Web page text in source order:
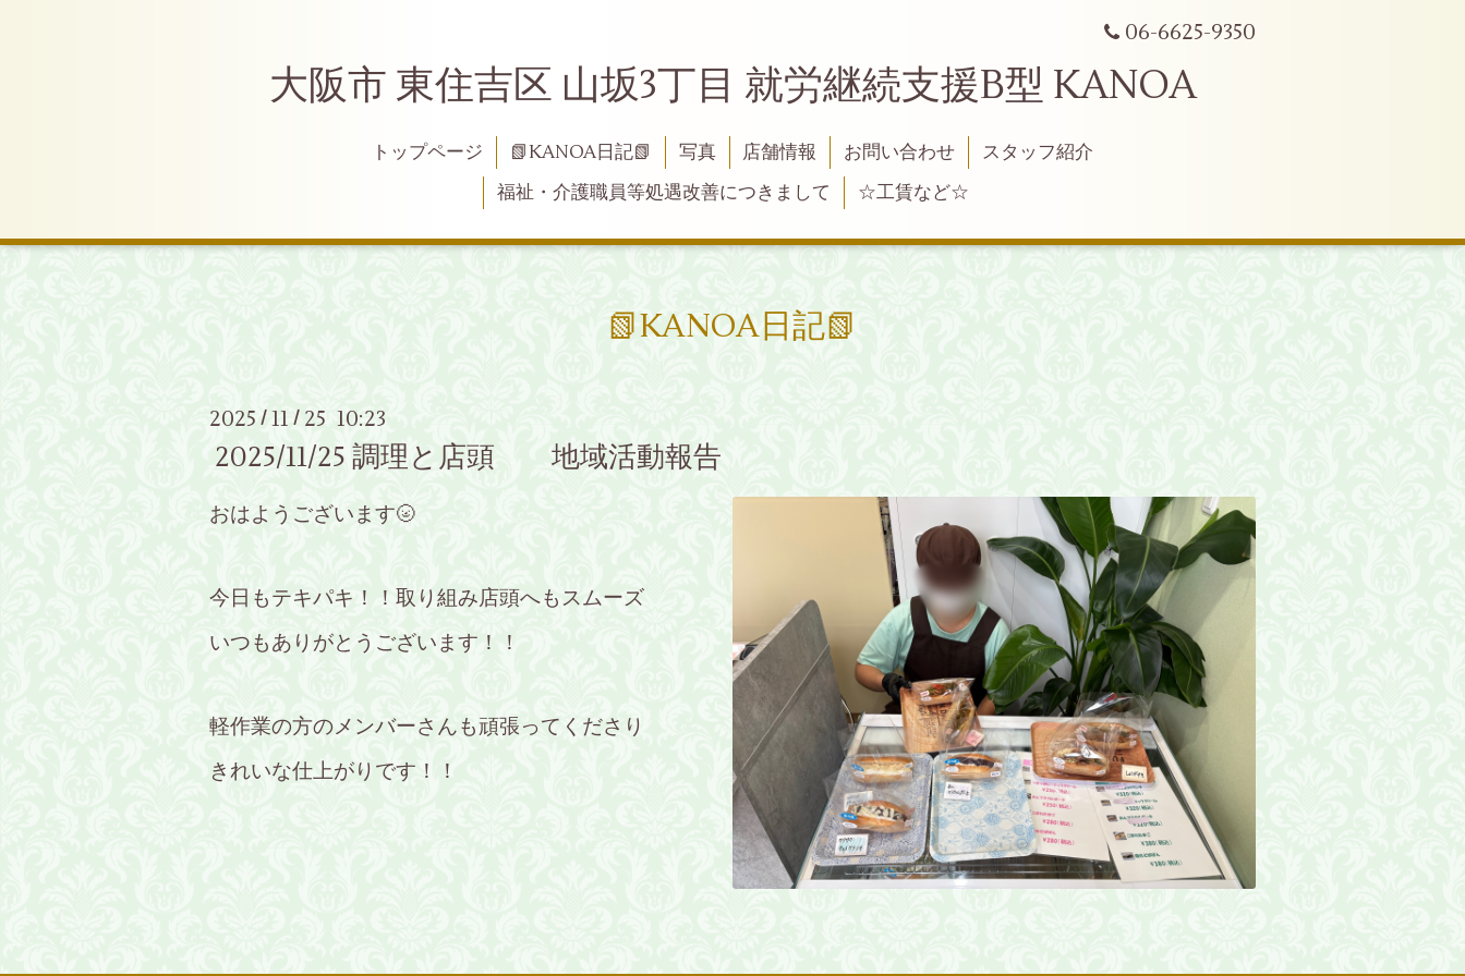
06-6625-9350
大阪市 東住吉区 山坂3丁目 就労継続支援B型 KANOA
トップページ 📗KANOA日記📗 写真 店舗情報 お問い合わせ
スタッフ紹介
福祉・介護職員等処遇改善につきまして
☆工賃など☆
📗KANOA日記📗
2025 / 11 / 25 10:23
2025/11/25 調理と店頭 地域活動報告
おはようございます🌝
今日もテキパキ！！取り組み店頭へもスムーズ
いつもありがとうございます！！
軽作業の方のメンバーさんも頑張ってくださり
きれいな仕上がりです！！